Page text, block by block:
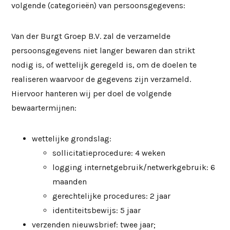
volgende (categorieën) van persoonsgegevens:
Van der Burgt Groep B.V. zal de verzamelde
persoonsgegevens niet langer bewaren dan strikt
nodig is, of wettelijk geregeld is, om de doelen te
realiseren waarvoor de gegevens zijn verzameld.
Hiervoor hanteren wij per doel de volgende
bewaartermijnen:
wettelijke grondslag:
sollicitatieprocedure: 4 weken
logging internetgebruik/netwerkgebruik: 6
maanden
gerechtelijke procedures: 2 jaar
identiteitsbewijs: 5 jaar
verzenden nieuwsbrief: twee jaar;